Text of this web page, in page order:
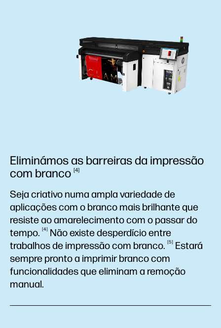
Eliminámos as barreiras da impressão
com branco 4
Seja criativo numa ampla variedade de
aplicações com o branco mais brilhante que
resiste ao amarelecimento com o passar do
tempo.
4
Não existe desperdício entre
trabalhos de impressão com branco. 5
Estará
sempre pronto a imprimir branco com
funcionalidades que eliminam a remoção
manual.